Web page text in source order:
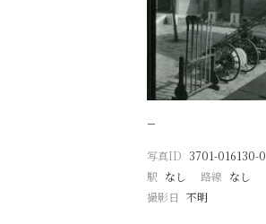
−
写真ID 3701-016130-0
駅 なし 路線 なし
撮影日 不明